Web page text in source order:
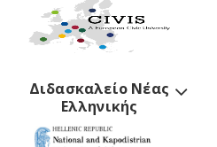
Διδασκαλείο Νέας
Ελληνικής